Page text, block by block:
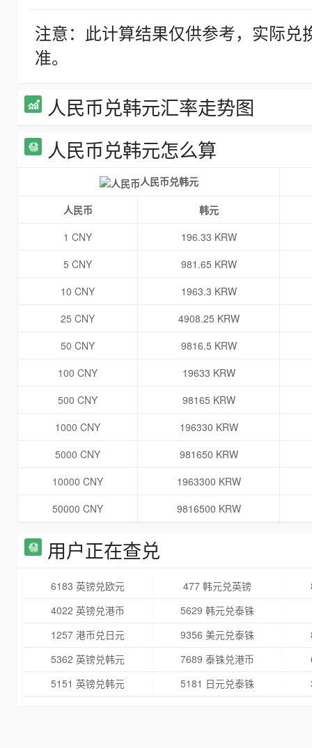
注意：此计算结果仅供参考，实际
准。
人民币兑韩元汇率走势图
人民币兑韩元怎么算
人民币兑韩元
人民币
韩元
1 CNY
196.33 KRW
5 CNY
981.65 KRW
10 CNY
1963.3 KRW
25 CNY
4908.25 KRW
50 CNY
9816.5 KRW
100 CNY
19633 KRW
500 CNY
98165 KRW
1000 CNY
196330 KRW
5000 CNY
981650 KRW
10000 CNY
1963300 KRW
50000 CNY
9816500 KRW
用户正在查兑
6183 英镑兑欧元 477 韩元兑英镑
4022 英镑兑港币
5629 韩元兑泰铢
1257 港币兑日元
9356 美元兑泰铢
5362 英镑兑韩元
7689 泰铢兑港币
5151 英镑兑韩元
5181 日元兑泰铢